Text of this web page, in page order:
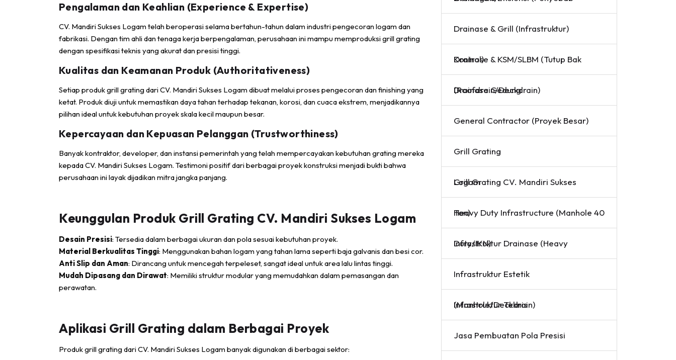
Pengalaman dan Keahlian (Experience & Expertise)
CV. Mandiri Sukses Logam telah beroperasi selama bertahun-tahun dalam industri pengecoran logam dan
fabrikasi. Dengan tim ahli dan tenaga kerja berpengalaman, perusahaan ini mampu memproduksi grill grating
dengan spesifikasi teknis yang akurat dan presisi tinggi.
Kualitas dan Keamanan Produk (Authoritativeness)
Setiap produk grill grating dari CV. Mandiri Sukses Logam dibuat melalui proses pengecoran dan finishing yang
ketat. Produk diuji untuk memastikan daya tahan terhadap tekanan, korosi, dan cuaca ekstrem, menjadikannya
pilihan ideal untuk kebutuhan proyek skala kecil maupun besar.
Kepercayaan dan Kepuasan Pelanggan (Trustworthiness)
Banyak kontraktor, developer, dan instansi pemerintah yang telah mempercayakan kebutuhan grating mereka
kepada CV. Mandiri Sukses Logam. Testimoni positif dari berbagai proyek konstruksi menjadi bukti bahwa
perusahaan ini layak dijadikan mitra jangka panjang.
Keunggulan Produk Grill Grating CV. Mandiri Sukses Logam
Desain Presisi: Tersedia dalam berbagai ukuran dan pola sesuai kebutuhan proyek.
Material Berkualitas Tinggi: Menggunakan bahan logam yang tahan lama seperti baja galvanis dan besi cor.
Anti Slip dan Aman: Dirancang untuk mencegah terpeleset, sangat ideal untuk area lalu lintas tinggi.
Mudah Dipasang dan Dirawat: Memiliki struktur modular yang memudahkan dalam pemasangan dan
perawatan.
Aplikasi Grill Grating dalam Berbagai Proyek
Produk grill grating dari CV. Mandiri Sukses Logam banyak digunakan di berbagai sektor:
Drainase & Grill (Infrastruktur)
Drainase & KSM/SLBM (Tutup Bak Kontrol)
Drainase Gedung (Roofdrain/Deckdrain)
General Contractor (Proyek Besar)
Grill Grating
Grill Grating CV. Mandiri Sukses Logam
Heavy Duty Infrastructure (Manhole 40 Ton)
Infrastruktur Drainase (Heavy Duty/IKN)
Infrastruktur Estetik
Infrastruktur Teknis (Manhole/Deckdrain)
Jasa Pembuatan Pola Presisi